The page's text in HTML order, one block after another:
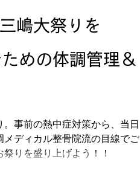
嶋大祭りを
めの体調管理＆
事前の熱中症対策から、当日
メディカル整骨院流の目線でご
りを盛り上げよう！！